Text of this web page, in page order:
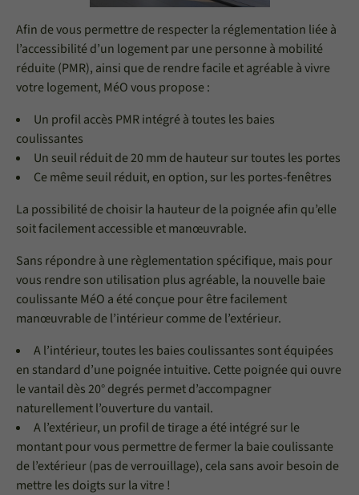
Afin de vous permettre de respecter la réglementation liée à
l’accessibilité d’un logement par une personne à mobilité
réduite (PMR), ainsi que de rendre facile et agréable à vivre
votre logement, MéO vous propose :
Un profil accès PMR intégré à toutes les baies
coulissantes
Un seuil réduit de 20 mm de hauteur sur toutes les portes
Ce même seuil réduit, en option, sur les portes-fenêtres
La possibilité de choisir la hauteur de la poignée afin qu’elle
soit facilement accessible et manœuvrable.
Sans répondre à une règlementation spécifique, mais pour
vous rendre son utilisation plus agréable, la nouvelle baie
coulissante MéO a été conçue pour être facilement
manœuvrable de l’intérieur comme de l’extérieur.
A l’intérieur, toutes les baies coulissantes sont équipées
en standard d’une poignée intuitive. Cette poignée qui ouvre
le vantail dès 20° degrés permet d’accompagner
naturellement l’ouverture du vantail.
A l’extérieur, un profil de tirage a été intégré sur le
montant pour vous permettre de fermer la baie coulissante
de l’extérieur (pas de verrouillage), cela sans avoir besoin de
mettre les doigts sur la vitre !